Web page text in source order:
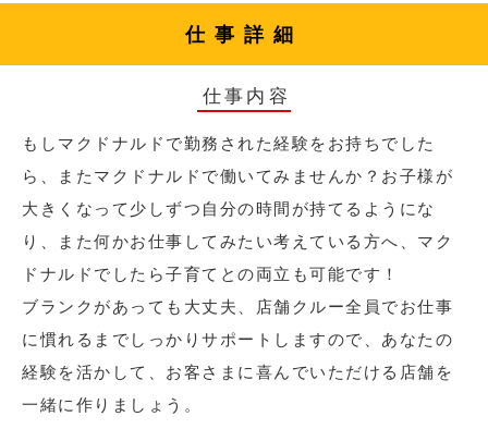
仕事詳細
仕事内容
もしマクドナルドで勤務された経験をお持ちでした
ら、またマクドナルドで働いてみませんか？お子様が
大きくなって少しずつ自分の時間が持てるようにな
り、また何かお仕事してみたい考えている方へ、マク
ドナルドでしたら子育てとの両立も可能です！
ブランクがあっても大丈夫、店舗クルー全員でお仕事
に慣れるまでしっかりサポートしますので、あなたの
経験を活かして、お客さまに喜んでいただける店舗を
一緒に作りましょう。